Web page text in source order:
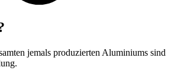
jemals produzierten Aluminiums sind